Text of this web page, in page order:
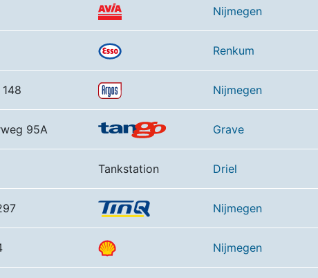
Nijmegen
Renkum
Nijmegen
95A Grave
Tankstation Driel
Nijmegen
Nijmegen